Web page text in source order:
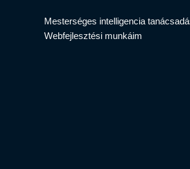
Mesterséges intelligencia
Webfejlesztési munkáim